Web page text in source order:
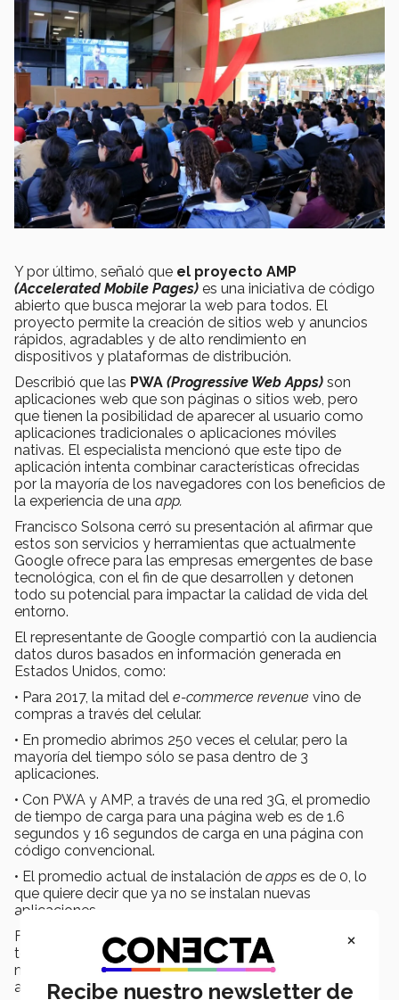
Y por último, señaló que el proyecto AMP
(Accelerated Mobile Pages) es una iniciativa de código
abierto que busca mejorar la web para todos. El
proyecto permite la creación de sitios web y anuncios
rápidos, agradables y de alto rendimiento en
dispositivos y plataformas de distribución.
Describió que las PWA (Progressive Web Apps) son
aplicaciones web que son páginas o sitios web, pero
que tienen la posibilidad de aparecer al usuario como
aplicaciones tradicionales o aplicaciones móviles
nativas. El especialista mencionó que este tipo de
aplicación intenta combinar características ofrecidas
por la mayoría de los navegadores con los beneficios de
la experiencia de una app.
Francisco Solsona cerró su presentación al afirmar que
estos son servicios y herramientas que actualmente
Google ofrece para las empresas emergentes de base
tecnológica, con el fin de que desarrollen y detonen
todo su potencial para impactar la calidad de vida del
entorno.
El representante de Google compartió con la audiencia
datos duros basados en información generada en
Estados Unidos, como:
• Para 2017, la mitad del e-commerce revenue vino de
compras a través del celular.
• En promedio abrimos 250 veces el celular, pero la
mayoría del tiempo sólo se pasa dentro de 3
aplicaciones.
• Con PWA y AMP, a través de una red 3G, el promedio
de tiempo de carga para una página web es de 1.6
segundos y 16 segundos de carga en una página con
código convencional.
• El promedio actual de instalación de apps es de 0, lo
que quiere decir que ya no se instalan nuevas
aplicaciones.
Francisco resaltó a su vez la importancia de la
tecnología al asegurar que el uso de ésta puede ser un
muy bien aliado, ya que si se utiliza en el momento
adecuado un negocio puede llegar muy lejos.
×
Recibe nuestro newsletter de